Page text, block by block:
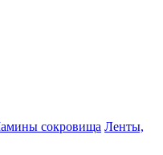
сокровища Ленты,